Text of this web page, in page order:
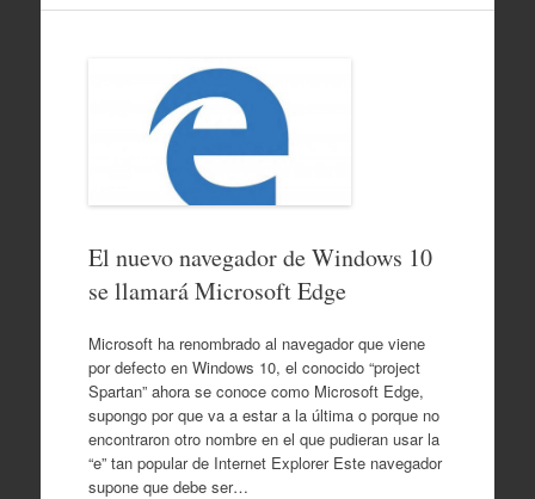
El nuevo navegador de Windows 10
se llamará Microsoft Edge
Microsoft ha renombrado al navegador que viene
por defecto en Windows 10, el conocido “project
Spartan” ahora se conoce como Microsoft Edge,
supongo por que va a estar a la última o porque no
encontraron otro nombre en el que pudieran usar la
“e” tan popular de Internet Explorer Este navegador
supone que debe ser…